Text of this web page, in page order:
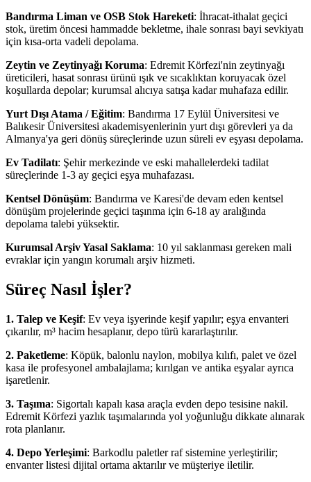
Bandırma Liman ve OSB Stok Hareketi: İhracat-ithalat geçici
stok, üretim öncesi hammadde bekletme, ihale sonrası bayi sevkiyatı
için kısa-orta vadeli depolama.
Zeytin ve Zeytinyağı Koruma: Edremit Körfezi'nin zeytinyağı
üreticileri, hasat sonrası ürünü ışık ve sıcaklıktan koruyacak özel
koşullarda depolar; kurumsal alıcıya satışa kadar muhafaza edilir.
Yurt Dışı Atama / Eğitim: Bandırma 17 Eylül Üniversitesi ve
Balıkesir Üniversitesi akademisyenlerinin yurt dışı görevleri ya da
Almanya'ya geri dönüş süreçlerinde uzun süreli ev eşyası depolama.
Ev Tadilatı: Şehir merkezinde ve eski mahallelerdeki tadilat
süreçlerinde 1-3 ay geçici eşya muhafazası.
Kentsel Dönüşüm: Bandırma ve Karesi'de devam eden kentsel
dönüşüm projelerinde geçici taşınma için 6-18 ay aralığında
depolama talebi yüksektir.
Kurumsal Arşiv Yasal Saklama: 10 yıl saklanması gereken mali
evraklar için yangın korumalı arşiv hizmeti.
Süreç Nasıl İşler?
1. Talep ve Keşif: Ev veya işyerinde keşif yapılır; eşya envanteri
çıkarılır, m³ hacim hesaplanır, depo türü kararlaştırılır.
2. Paketleme: Köpük, balonlu naylon, mobilya kılıfı, palet ve özel
kasa ile profesyonel ambalajlama; kırılgan ve antika eşyalar ayrıca
işaretlenir.
3. Taşıma: Sigortalı kapalı kasa araçla evden depo tesisine nakil.
Edremit Körfezi yazlık taşımalarında yol yoğunluğu dikkate alınarak
rota planlanır.
4. Depo Yerleşimi: Barkodlu paletler raf sistemine yerleştirilir;
envanter listesi dijital ortama aktarılır ve müşteriye iletilir.